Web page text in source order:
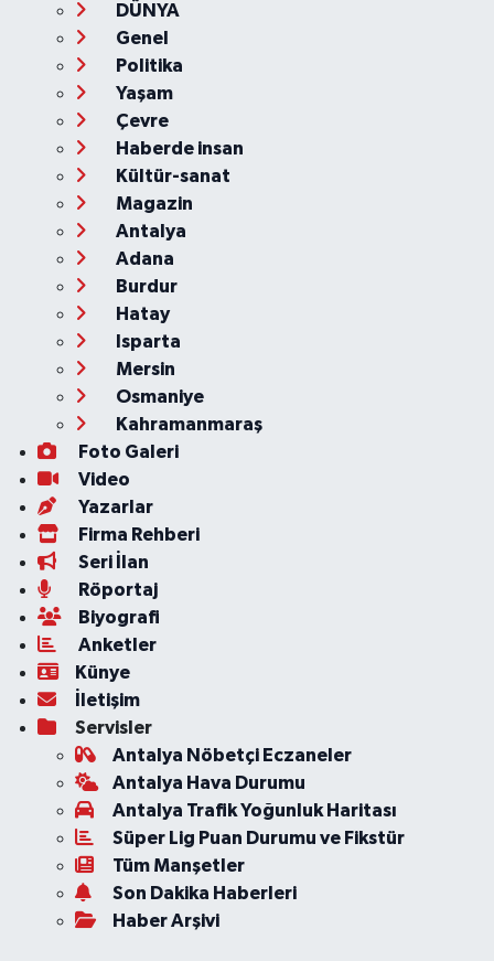
DÜNYA
Genel
Politika
Yaşam
Çevre
Haberde insan
Kültür-sanat
Magazin
Antalya
Adana
Burdur
Hatay
Isparta
Mersin
Osmaniye
Kahramanmaraş
Foto Galeri
Video
Yazarlar
Firma Rehberi
Seri İlan
Röportaj
Biyografi
Anketler
Künye
İletişim
Servisler
Antalya Nöbetçi Eczaneler
Antalya Hava Durumu
Antalya Trafik Yoğunluk Haritası
Süper Lig Puan Durumu ve Fikstür
Tüm Manşetler
Son Dakika Haberleri
Haber Arşivi